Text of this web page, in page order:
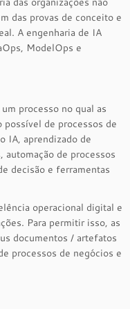
das provas de conceito e
A engenharia de IA
ModelOps e
um processo no qual as
possível de processos de
IA, aprendizado de
de processos
decisão e ferramentas
operacional digital e
Para permitir isso, as
documentos / artefatos
processos de negócios e